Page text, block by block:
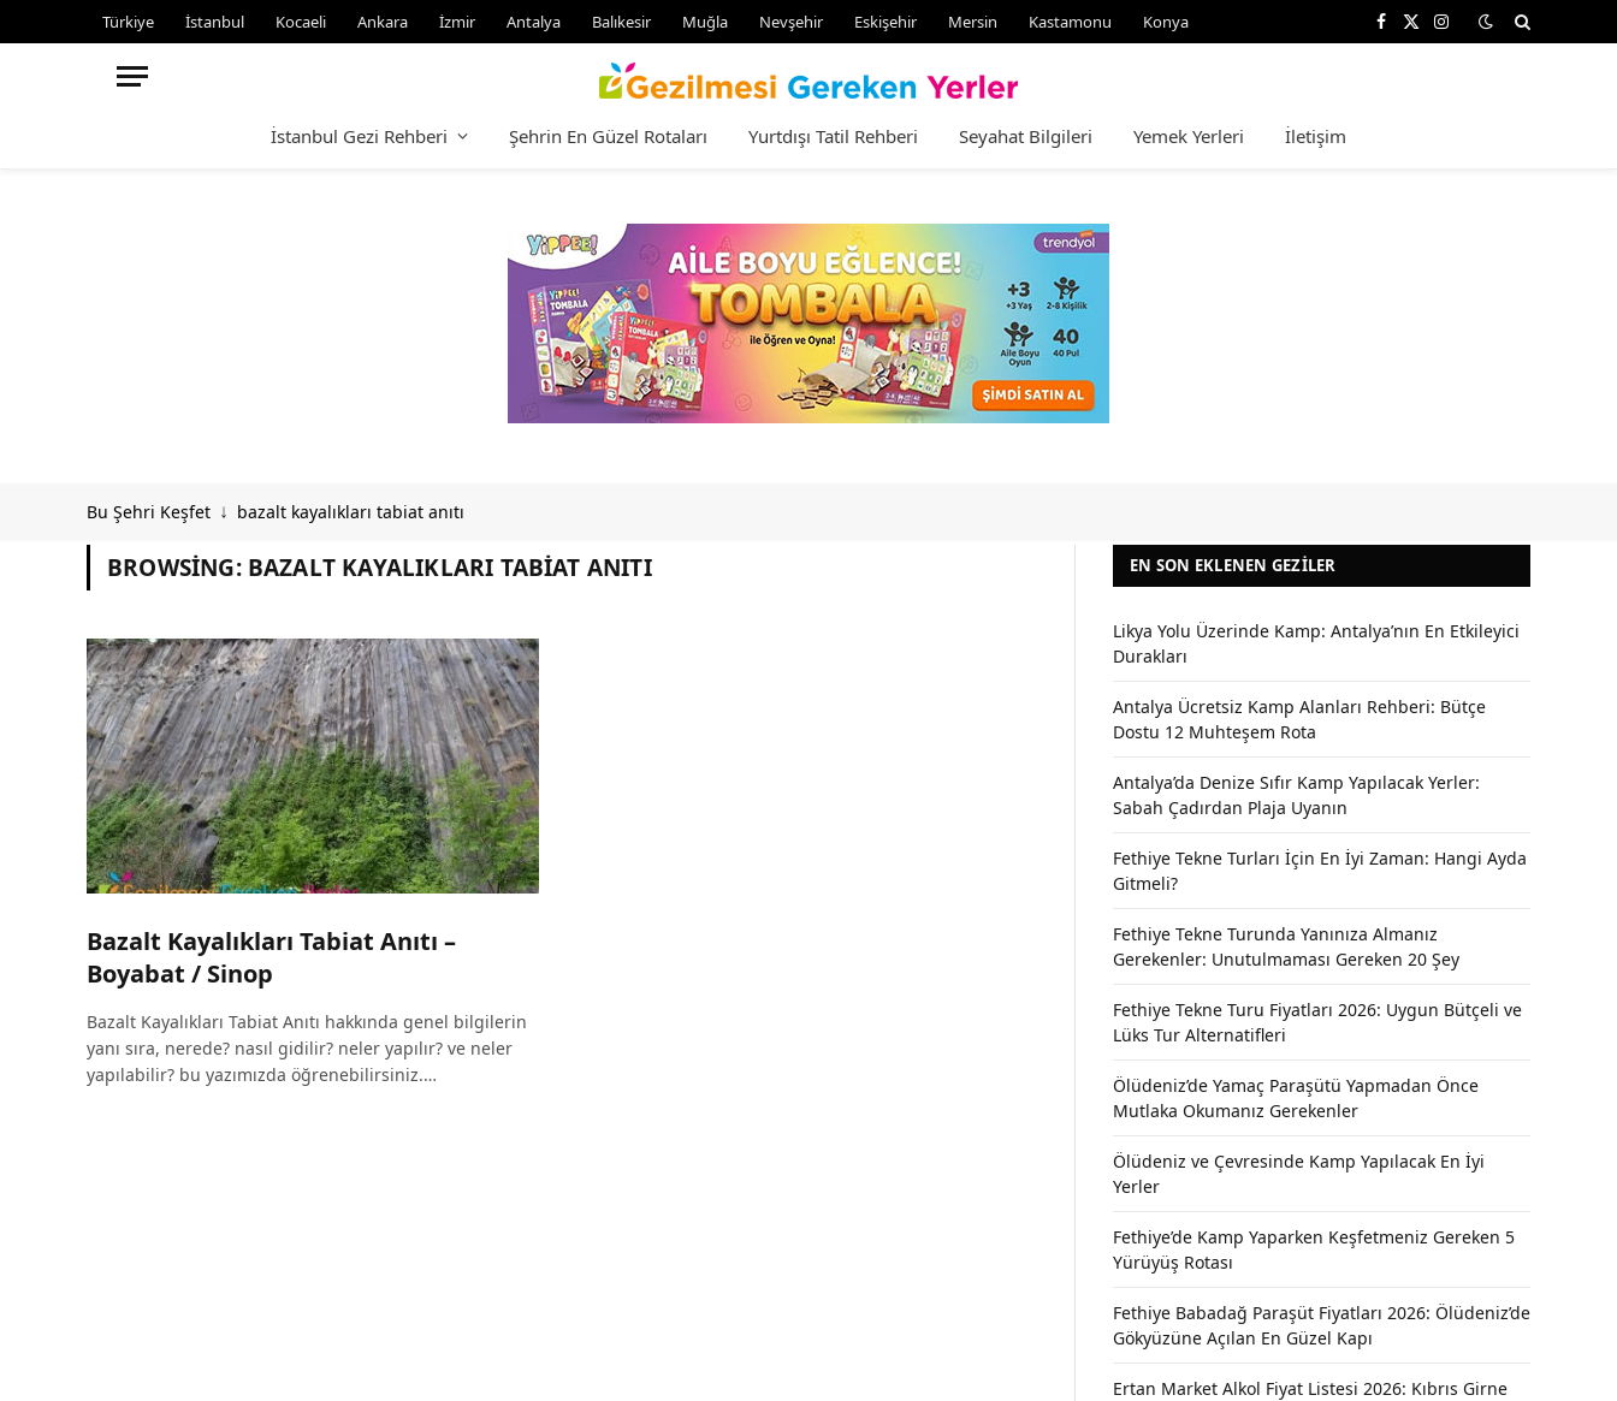
Türkiye İstanbul Kocaeli Ankara İzmir Antalya Balıkesir Muğla Nevşehir Eskişehir Mersin Kastamonu Konya Facebook
X
Instagram
İstanbul Gezi Rehberi Şehrin En Güzel Rotaları Yurtdışı Tatil Rehberi Seyahat Bilgileri Yemek Yerleri İletişim
Bu Şehri Keşfet ↓ bazalt kayalıkları tabiat anıtı
BROWSING: BAZALT KAYALIKLARI TABIAT ANITI
Bazalt Kayalıkları Tabiat Anıtı –
Boyabat / Sinop
Bazalt Kayalıkları Tabiat Anıtı hakkında genel bilgilerin
yanı sıra, nerede? nasıl gidilir? neler yapılır? ve neler
yapılabilir? bu yazımızda öğrenebilirsiniz.…
EN SON EKLENEN GEZILER
Likya Yolu Üzerinde Kamp: Antalya’nın En Etkileyici
Durakları
Antalya Ücretsiz Kamp Alanları Rehberi: Bütçe
Dostu 12 Muhteşem Rota
Antalya’da Denize Sıfır Kamp Yapılacak Yerler:
Sabah Çadırdan Plaja Uyanın
Fethiye Tekne Turları İçin En İyi Zaman: Hangi Ayda
Gitmeli?
Fethiye Tekne Turunda Yanınıza Almanız
Gerekenler: Unutulmaması Gereken 20 Şey
Fethiye Tekne Turu Fiyatları 2026: Uygun Bütçeli ve
Lüks Tur Alternatifleri
Ölüdeniz’de Yamaç Paraşütü Yapmadan Önce
Mutlaka Okumanız Gerekenler
Ölüdeniz ve Çevresinde Kamp Yapılacak En İyi
Yerler
Fethiye’de Kamp Yaparken Keşfetmeniz Gereken 5
Yürüyüş Rotası
Fethiye Babadağ Paraşüt Fiyatları 2026: Ölüdeniz’de
Gökyüzüne Açılan En Güzel Kapı
Ertan Market Alkol Fiyat Listesi 2026: Kıbrıs Girne